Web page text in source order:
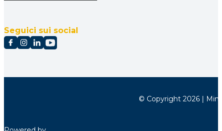
Seguici sui social
© Copyright 2026 |